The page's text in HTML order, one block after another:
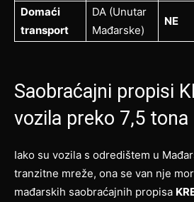
Domaći
transport
DA (Unutar
Mađarske)
NE
Saobraćajni propisi
vozila preko 7,5 tona
Iako su vozila s odredištem u
tranzitne mreže, ona se van nje
mađarskih saobraćajnih propisa